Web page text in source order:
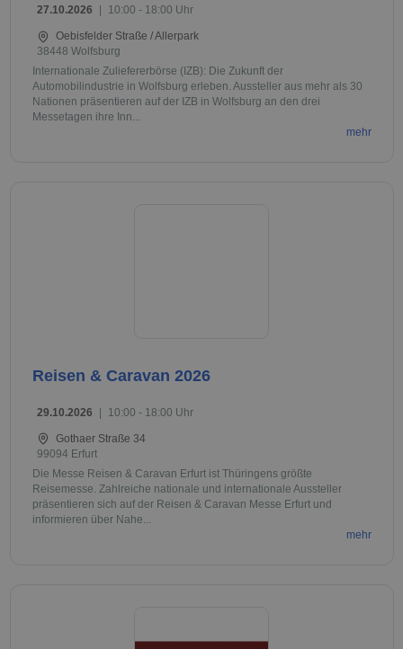
27.10.2026 | 10:00 - 18:00 Uhr
Oebisfelder Straße / Allerpark
38448 Wolfsburg
Internationale Zuliefererbörse (IZB): Die Zukunft der
Automobilindustrie in Wolfsburg erleben. Aussteller aus mehr als 30
Nationen präsentieren auf der IZB in Wolfsburg an den drei
Messetagen ihre Inn...
mehr
Reisen & Caravan 2026
29.10.2026 | 10:00 - 18:00 Uhr
Gothaer Straße 34
99094 Erfurt
Die Messe Reisen & Caravan Erfurt ist Thüringens größte
Reisemesse. Zahlreiche nationale und internationale Aussteller
präsentieren sich auf der Reisen & Caravan Messe Erfurt und
informieren über Nahe...
mehr